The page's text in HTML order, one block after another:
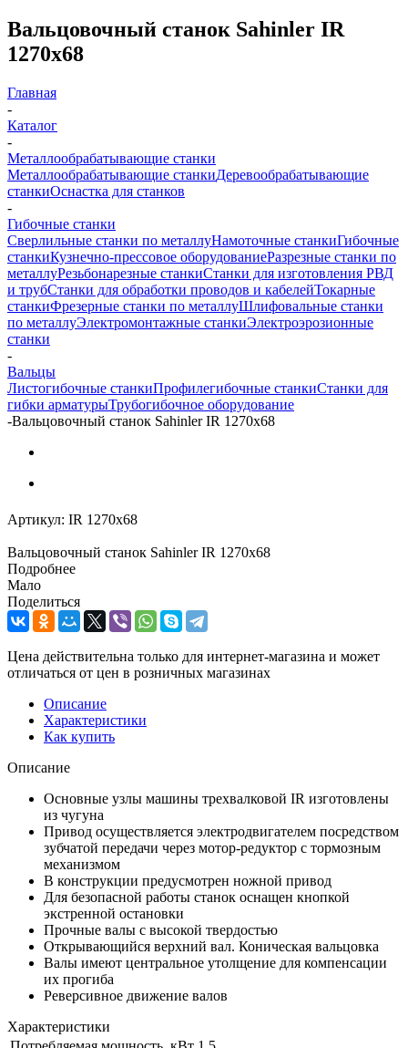
Вальцовочный станок Sahinler IR
1270х68
Главная
-
Каталог
-
Металлообрабатывающие станки
Металлообрабатывающие станкиДеревообрабатывающие
станкиОснастка для станков
-
Гибочные станки
Сверлильные станки по металлуНамоточные станкиГибочные
станкиКузнечно-прессовое оборудованиеРазрезные станки по
металлуРезьбонарезные станкиСтанки для изготовления РВД
и трубСтанки для обработки проводов и кабелейТокарные
станкиФрезерные станки по металлуШлифовальные станки
по металлуЭлектромонтажные станкиЭлектроэрозионные
станки
-
Вальцы
Листогибочные станкиПрофилегибочные станкиСтанки для
гибки арматурыТрубогибочное оборудование
-Вальцовочный станок Sahinler IR 1270х68
Артикул: IR 1270х68
Вальцовочный станок Sahinler IR 1270х68
Подробнее
Мало
Поделиться
Цена действительна только для интернет-магазина и может
отличаться от цен в розничных магазинах
Описание
Характеристики
Как купить
Описание
Основные узлы машины трехвалковой IR изготовлены
из чугуна
Привод осуществляется электродвигателем посредством
зубчатой передачи через мотор-редуктор с тормозным
механизмом
В конструкции предусмотрен ножной привод
Для безопасной работы станок оснащен кнопкой
экстренной остановки
Прочные валы с высокой твердостью
Открывающийся верхний вал. Коническая вальцовка
Валы имеют центральное утолщение для компенсации
их прогиба
Реверсивное движение валов
Характеристики